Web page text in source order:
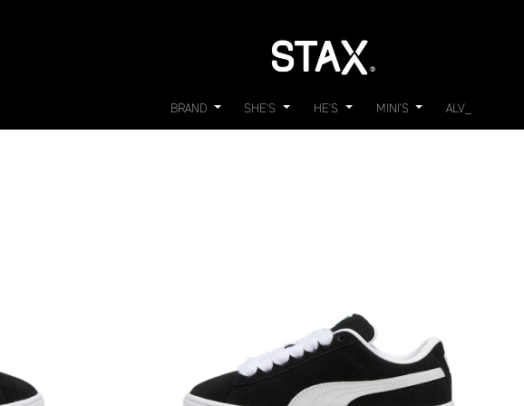
BRAND SHE'S HE'S MINI'S ALV_